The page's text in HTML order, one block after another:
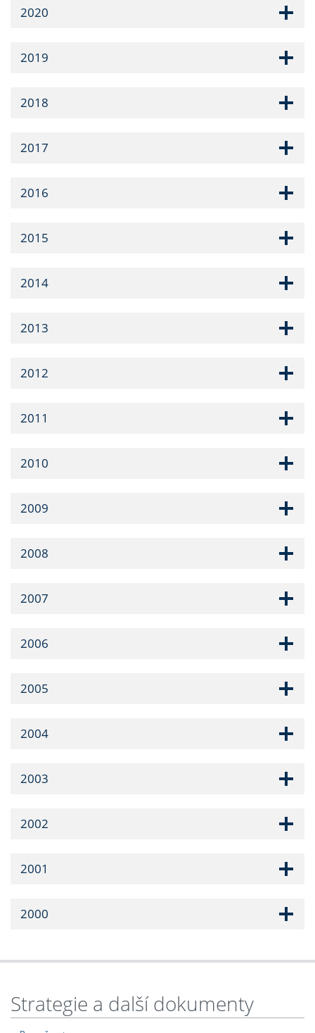
2020
2019
2018
2017
2016
2015
2014
2013
2012
2011
2010
2009
2008
2007
2006
2005
2004
2003
2002
2001
2000
Strategie a další dokumenty